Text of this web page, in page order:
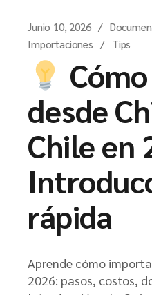
Junio 10, 2026
Importaciones
Tips
desde
Chile en
rápida
Aprende cómo
2026: pasos, costos,